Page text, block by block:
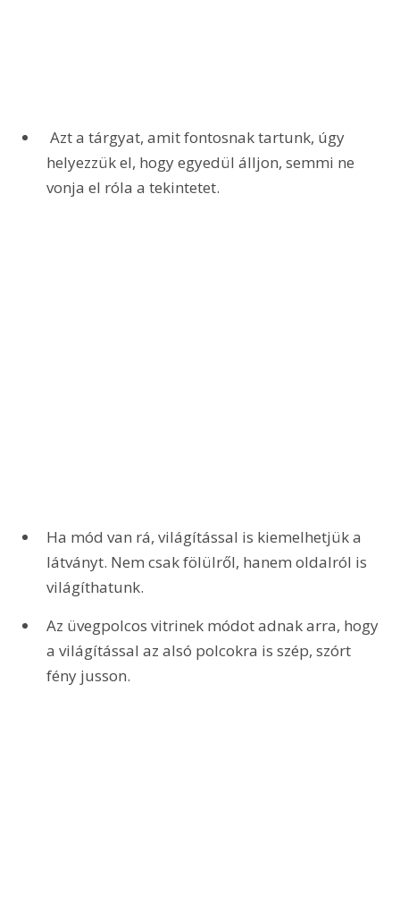
Azt a tárgyat, amit fontosnak tartunk, úgy
helyezzük el, hogy egyedül álljon, semmi ne
vonja el róla a tekintetet.
Ha mód van rá, világítással is kiemelhetjük a
látványt. Nem csak fölülről, hanem oldalról is
világíthatunk.
Az üvegpolcos vitrinek módot adnak arra, hogy
a világítással az alsó polcokra is szép, szórt
fény jusson.